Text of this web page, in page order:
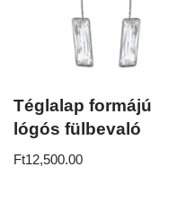
Téglalap formájú
lógós fülbevaló
Ft12,500.00